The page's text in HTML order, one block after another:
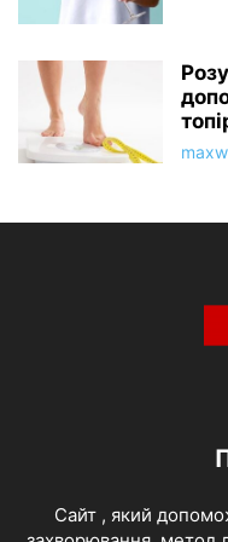
Cайт , який